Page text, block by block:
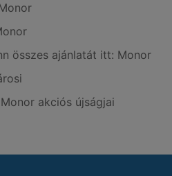
összes ajánlatát itt: Monor
akciós újságjai